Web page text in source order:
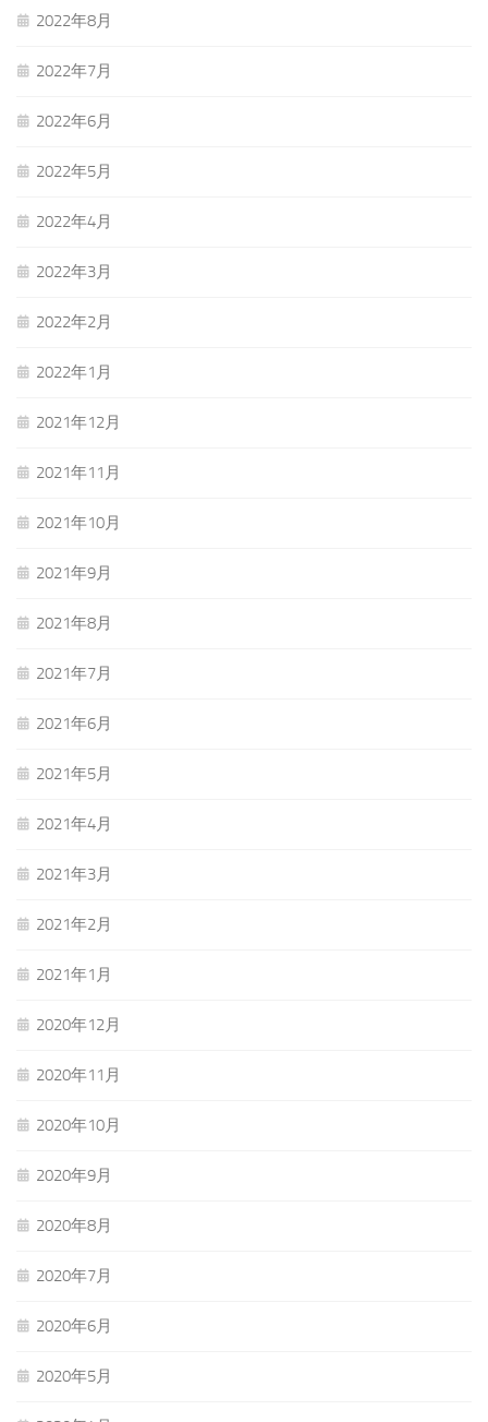
2022年8月
2022年7月
2022年6月
2022年5月
2022年4月
2022年3月
2022年2月
2022年1月
2021年12月
2021年11月
2021年10月
2021年9月
2021年8月
2021年7月
2021年6月
2021年5月
2021年4月
2021年3月
2021年2月
2021年1月
2020年12月
2020年11月
2020年10月
2020年9月
2020年8月
2020年7月
2020年6月
2020年5月